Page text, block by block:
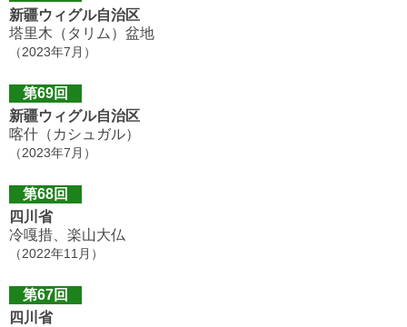
新疆ウィグル自治区
塔里木（タリム）盆地
（2023年7月）
第69回
新疆ウィグル自治区
喀什（カシュガル）
（2023年7月）
第68回
四川省
冷嘎措、楽山大仏
（2022年11月）
第67回
四川省